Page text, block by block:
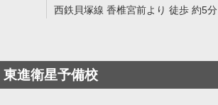
西鉄貝塚線 香椎宮前より 徒歩 約5分
東進衛星予備校